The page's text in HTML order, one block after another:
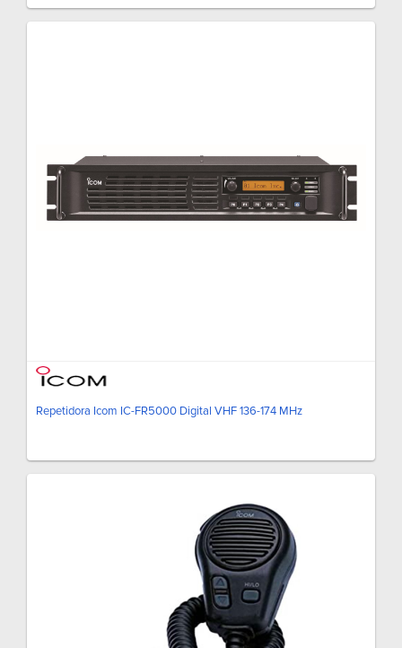
Repetidora Icom IC-FR5000 Digital VHF 136-174 MHz